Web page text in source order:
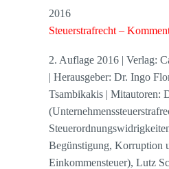
2016
Steuerstrafrecht –
2. Auflage 2016 | Verlag:
| Herausgeber: Dr. Ingo
Tsambikakis | Mitautoren:
Begünstigung, Korruption
Einkommensteuer), Lutz